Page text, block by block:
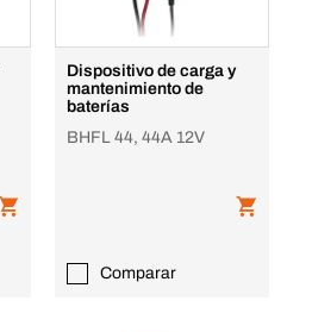
Dispositivo de carga y
mantenimiento de
baterías
BHFL 44, 44A 12V
Comparar